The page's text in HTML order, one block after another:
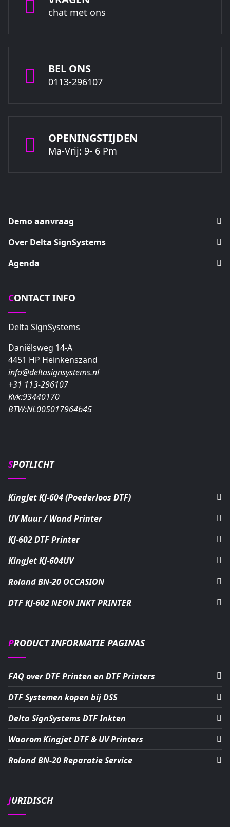
chat met ons
BEL ONS
0113-296107
OPENINGSTIJDEN
Ma-Vrij: 9- 6 Pm
Demo aanvraag
Over Delta SignSystems
Agenda
CONTACT INFO
Delta SignSystems
Daniëlsweg 14-A
4451 HP Heinkenszand
info@deltasignsystems.nl
+31 113-296107
Kvk:93440170
BTW:NL005017964b45
SPOTLICHT
KingJet KJ-604 (Poederloos DTF)
UV Muur / Wand Printer
KJ-602 DTF Printer
KingJet KJ-604UV
Roland BN-20 OCCASION
DTF KJ-602 NEON INKT PRINTER
PRODUCT INFORMATIE PAGINAS
FAQ over DTF Printen en DTF Printers
DTF Systemen kopen bij DSS
Delta SignSystems DTF Inkten
Waarom Kingjet DTF & UV Printers
Roland BN-20 Reparatie Service
JURIDISCH